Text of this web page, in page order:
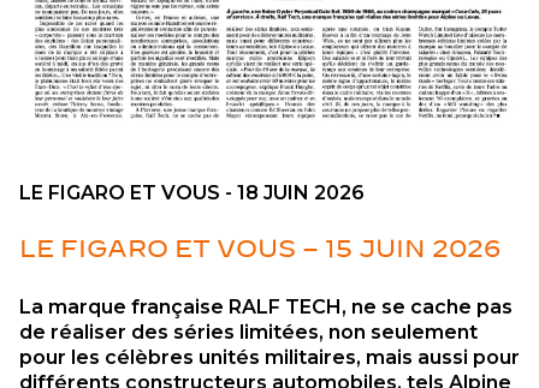
LE FIGARO ET VOUS - 18 JUIN 2026
LE FIGARO ET VOUS – 15 JUIN 2026
La marque française RALF TECH, ne se cache pas
de réaliser des séries limitées, non seulement
pour les célèbres unités militaires, mais aussi pour
différents constructeurs automobiles, tels Alpine